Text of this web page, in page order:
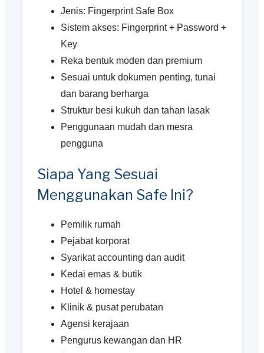
Jenis: Fingerprint Safe Box
Sistem akses: Fingerprint + Password +
Key
Reka bentuk moden dan premium
Sesuai untuk dokumen penting, tunai
dan barang berharga
Struktur besi kukuh dan tahan lasak
Penggunaan mudah dan mesra
pengguna
Siapa Yang Sesuai
Menggunakan Safe Ini?
Pemilik rumah
Pejabat korporat
Syarikat accounting dan audit
Kedai emas & butik
Hotel & homestay
Klinik & pusat perubatan
Agensi kerajaan
Pengurus kewangan dan HR